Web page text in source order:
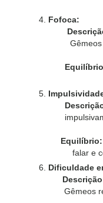
Fofoca:
Equilíbrio:
falar e
Dificuldade
Gêmeos